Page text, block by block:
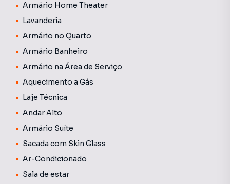
O valor do condomínio divulgado é uma média aproximada,
podendo variar conforme as despesas mensais do
edifício. As tarifas de água e gás não estão incluídas nessa
média e geralmente são cobradas juntamente com o
Armário Home Theater
Lavanderia
Armário no Quarto
Armário Banheiro
Armário na Área de Serviço
Aquecimento a Gás
Laje Técnica
Andar Alto
Armário Suíte
Sacada com Skin Glass
Ar-Condicionado
Sala de estar